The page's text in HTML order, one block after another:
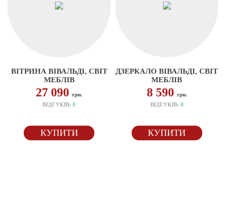
ВІТРИНА ВІВАЛЬДІ, СВІТ
МЕБЛІВ
27 090грн.
ВІДГУКІВ:0
КУПИТИ
ДЗЕРКАЛО ВІВАЛЬДІ, СВІТ
МЕБЛІВ
8 590 грн.
ВІДГУКІВ: 0
КУПИТИ